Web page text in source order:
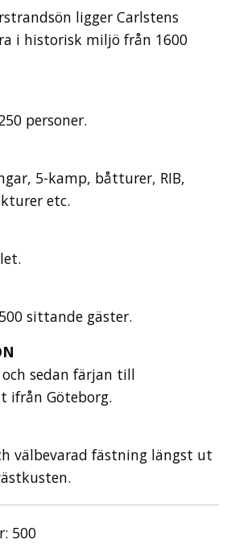
ligger Carlstens
i historisk miljö från 1600
personer.
5-kamp, båtturer, RIB,
etc.
sittande gäster.
sedan färjan till
ifrån Göteborg.
välbevarad fästning längst ut
500